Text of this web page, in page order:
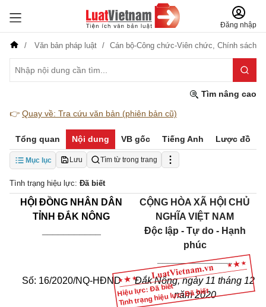
Đăng nhập
Văn bản pháp luật Cán bộ-Công chức-Viên chức, Chính sách
Tìm nâng cao
👉 Quay về: Tra cứu văn bản (phiên bản cũ)
Tổng quan Nội dung VB gốc Tiếng Anh Lược đồ
Mục lục Lưu Tìm từ trong trang
Tình trạng hiệu lực: Đã biết
Hiệu lực: Đã biết
Tình trạng hiệu lực: Đã biết
HỘI ĐỒNG NHÂN DÂN
TỈNH ĐẮK NÔNG
CỘNG HÒA XÃ HỘI CHỦ
NGHĨA VIỆT NAM
Độc lập - Tự do - Hạnh
phúc
______________
Số: 16/2020/NQ-HĐND
Đắk Nông, ngày 11 tháng 12
năm 2020